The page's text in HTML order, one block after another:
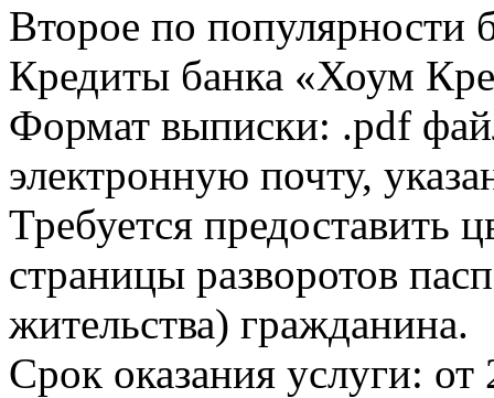
Второе по популярности
Кредиты банка «Хоум
Формат выписки: .pdf
электронную почту,
Требуется предоставить
страницы разворотов
жительства) гражданина.
Срок оказания услуги: от